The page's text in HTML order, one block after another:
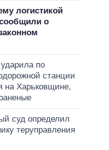
логистикой
о
по
станции
на Харьковщине,
суд определил
теруправления